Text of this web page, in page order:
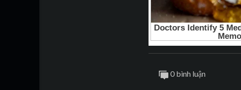
0 bình luận